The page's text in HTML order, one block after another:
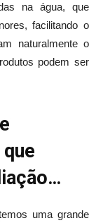
na água, que
facilitando o
naturalmente o
podem ser
uma grande